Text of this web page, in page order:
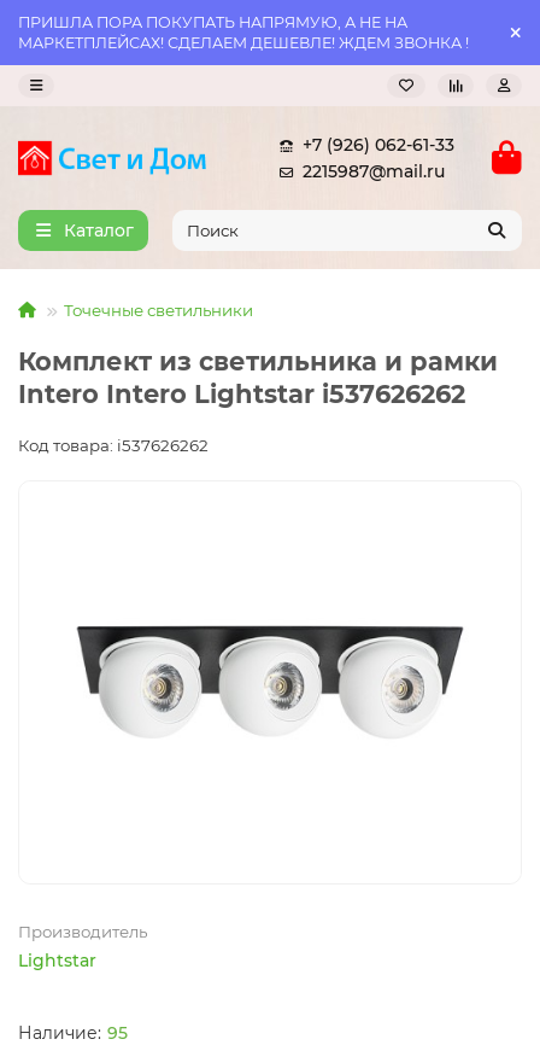
ПРИШЛА ПОРА ПОКУПАТЬ НАПРЯМУЮ, А НЕ НА
МАРКЕТПЛЕЙСАХ! СДЕЛАЕМ ДЕШЕВЛЕ! ЖДЕМ ЗВОНКА !
+7 (926) 062-61-33
2215987@mail.ru
Каталог
Точечные светильники
Комплект из светильника и рамки
Intero Intero Lightstar i537626262
Код товара: i537626262
Производитель
Lightstar
95